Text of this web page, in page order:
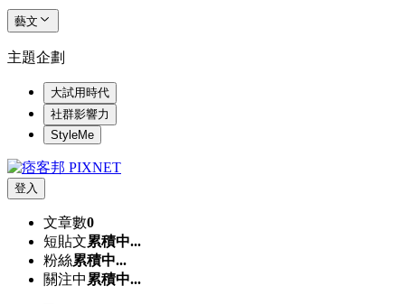
藝文
主題企劃
大試用時代
社群影響力
StyleMe
登入
文章數0
短貼文累積中...
粉絲累積中...
關注中 累積中...